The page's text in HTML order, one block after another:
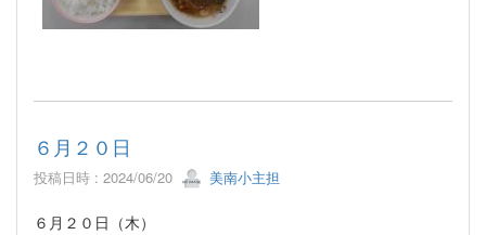
６月２０日
投稿日時 : 2024/06/20 美南小主担
６月２０日（木）